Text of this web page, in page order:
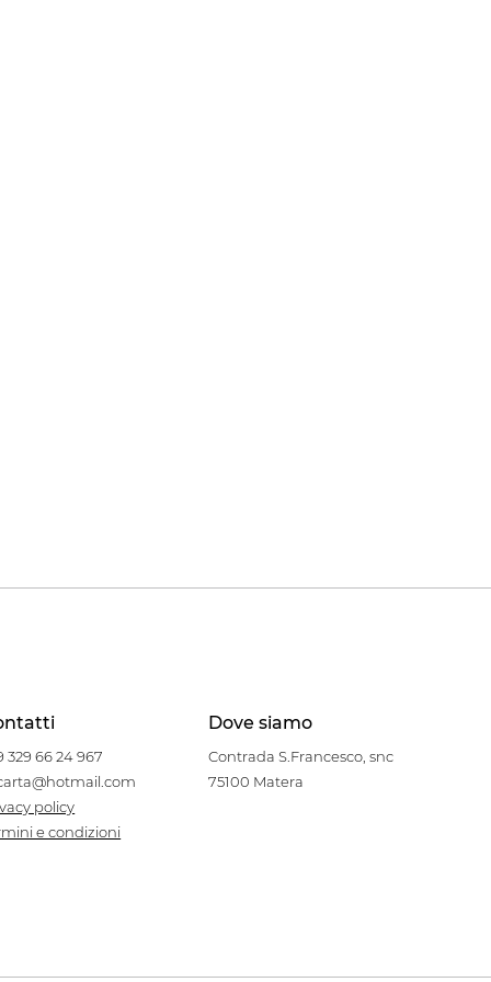
Dove siamo
329 66 24 967
policy
e condizioni
Contrada S.Francesco, snc
75100 Matera